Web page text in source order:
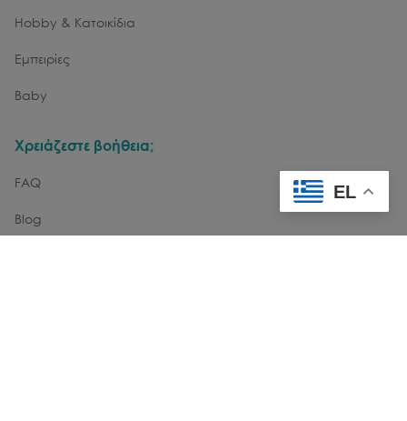
Hobby & Κατοικίδια
Εμπειρίες
Baby
Χρειάζεστε βοήθεια;
FAQ
Blog
EL